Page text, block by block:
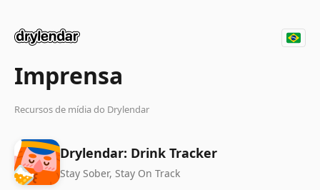
Imprensa
Recursos de mídia do Drylendar
Drylendar: Drink Tracker
Stay Sober, Stay On Track